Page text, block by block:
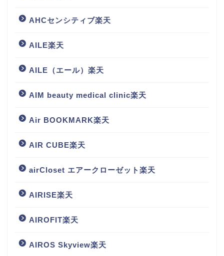
AHCセンシティブ楽天
AILE楽天
AILE（エール）楽天
AIM beauty medical clinic楽天
Air BOOKMARK楽天
AIR CUBE楽天
airCloset エアークローゼット楽天
AIRISE楽天
AIROFIT楽天
AIROS Skyview楽天